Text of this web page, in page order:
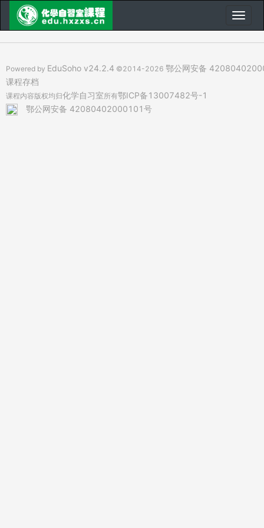
Powered by EduSoho v24.2.4 ©2014-2026 鄂公网安备
课程存档
课程内容版权均归化学自习室所有鄂ICP备13007482号-1
鄂公网安备 42080402000101号